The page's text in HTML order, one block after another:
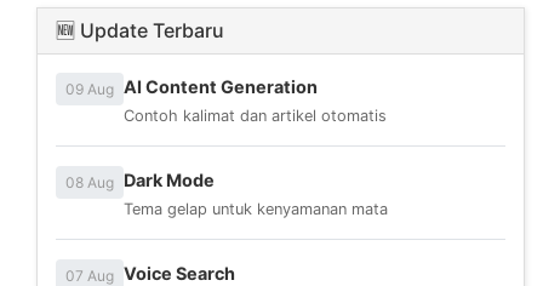
🆕 Update Terbaru
09 Aug AI Content Generation
Contoh kalimat dan artikel otomatis
08 Aug Dark Mode
Tema gelap untuk kenyamanan mata
07 Aug Voice Search